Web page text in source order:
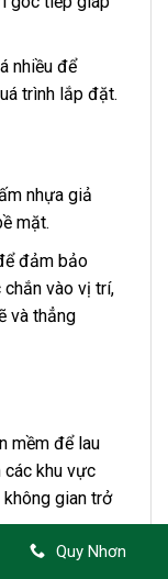
nhiều để
trình lắp đặt.
nhựa giả
mặt.
đảm bảo
vào vị trí,
và thẳng
mềm để lau
khu vực
gian trở
góc nối. Đảm
Quy Nhơn